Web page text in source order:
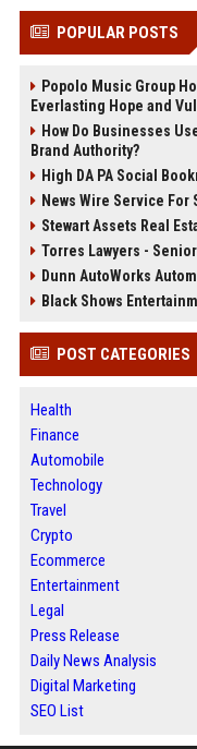
POPULAR POSTS
Popolo Music Group
Everlasting Hope and
How Do Businesses
Brand Authority?
High DA PA Social
News Wire Service For
Stewart Assets Real
Torres Lawyers -
Dunn AutoWorks
Black Shows
POST CATEGORIES
Health
Finance
Automobile
Technology
Travel
Crypto
Ecommerce
Entertainment
Legal
Press Release
Daily News Analysis
Digital Marketing
SEO List